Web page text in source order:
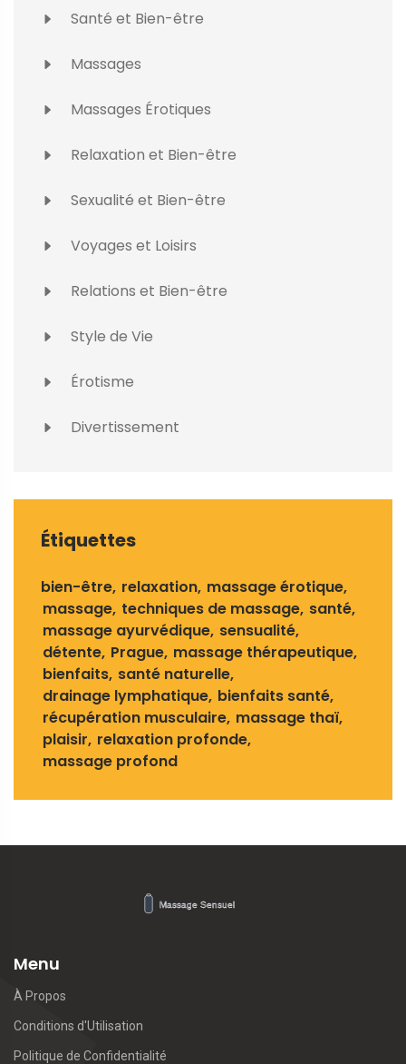
Santé et Bien-être
Massages
Massages Érotiques
Relaxation et Bien-être
Sexualité et Bien-être
Voyages et Loisirs
Relations et Bien-être
Style de Vie
Érotisme
Divertissement
Étiquettes
bien-être relaxation massage érotique
massage techniques de massage santé
massage ayurvédique sensualité
détente Prague massage thérapeutique
bienfaits santé naturelle
drainage lymphatique bienfaits santé
récupération musculaire massage thaï
plaisir relaxation profonde
massage profond
Menu
À Propos
Conditions d'Utilisation
Politique de Confidentialité